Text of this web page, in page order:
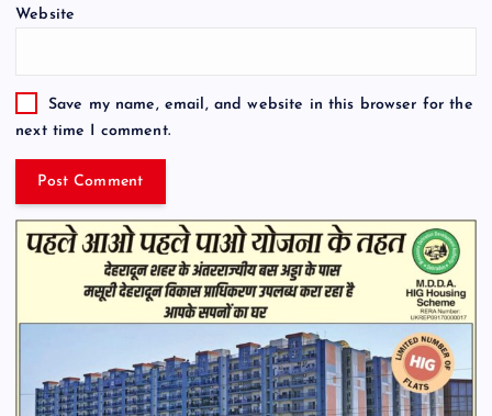
Website
Save my name, email, and website in this browser for the
next time I comment.